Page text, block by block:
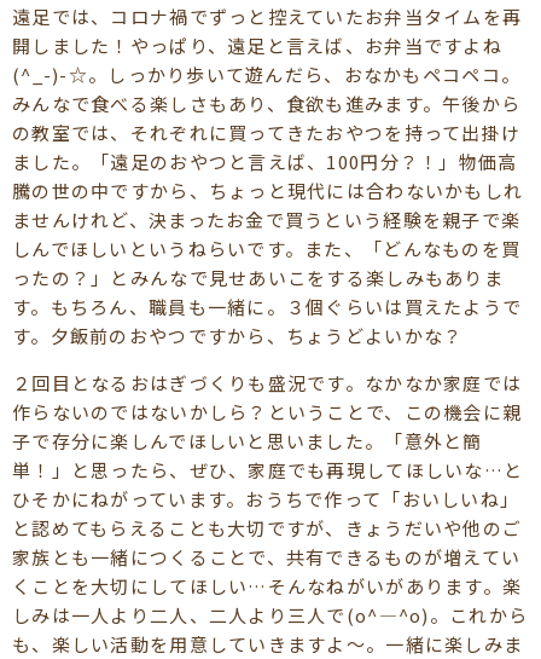
遠足では、コロナ禍でずっと控えていたお弁当タイムを再
開しました！やっぱり、遠足と言えば、お弁当ですよね
(^_-)-☆。しっかり歩いて遊んだら、おなかもペコペコ。
みんなで食べる楽しさもあり、食欲も進みます。午後から
の教室では、それぞれに買ってきたおやつを持って出掛け
ました。「遠足のおやつと言えば、100円分？！」物価高
騰の世の中ですから、ちょっと現代には合わないかもしれ
ませんけれど、決まったお金で買うという経験を親子で楽
しんでほしいというねらいです。また、「どんなものを買
ったの？」とみんなで見せあいこをする楽しみもありま
す。もちろん、職員も一緒に。３個ぐらいは買えたようで
す。夕飯前のおやつですから、ちょうどよいかな？
２回目となるおはぎづくりも盛況です。なかなか家庭では
作らないのではないかしら？ということで、この機会に親
子で存分に楽しんでほしいと思いました。「意外と簡
単！」と思ったら、ぜひ、家庭でも再現してほしいな…と
ひそかにねがっています。おうちで作って「おいしいね」
と認めてもらえることも大切ですが、きょうだいや他のご
家族とも一緒につくることで、共有できるものが増えてい
くことを大切にしてほしい…そんなねがいがあります。楽
しみは一人より二人、二人より三人で(o^―^o)。これから
も、楽しい活動を用意していきますよ～。一緒に楽しみま